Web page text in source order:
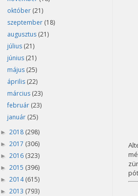
október (21)
szeptember (18)
augusztus (21)
július (21)
június (21)
május (25)
április (22)
március (23)
február (23)
január (25)
► 2018 (298)
► 2017 (306)
► 2016 (323)
► 2015 (396)
► 2014(615)
► 2013 (793)